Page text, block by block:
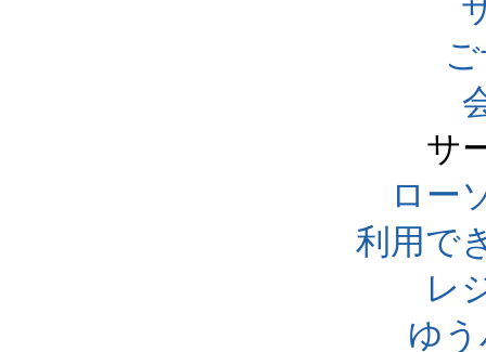
サ
ロー
利用で
レ
ゆ